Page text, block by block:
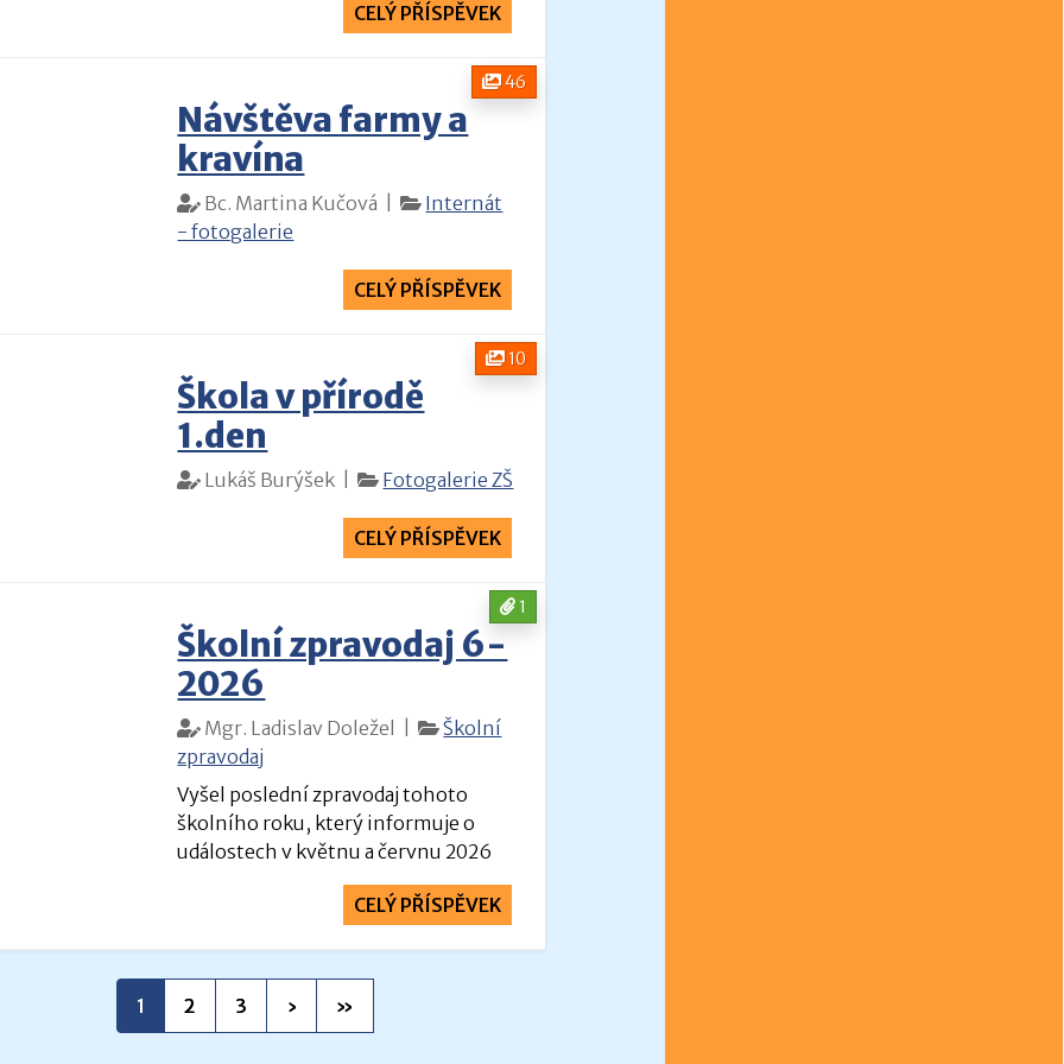
CELÝ PŘÍSPĚVEK
46
Návštěva farmy a
kravína
Bc. Martina Kučová |
Internát
- fotogalerie
CELÝ PŘÍSPĚVEK
10
Škola v přírodě
1.den
Lukáš Burýšek | Fotogalerie ZŠ
CELÝ PŘÍSPĚVEK
1
Školní zpravodaj 6-
2026
Mgr. Ladislav Doležel |
Školní
zpravodaj
Vyšel poslední zpravodaj tohoto
školního roku, který informuje o
událostech v květnu a červnu 2026
CELÝ PŘÍSPĚVEK
1 2 3 › »